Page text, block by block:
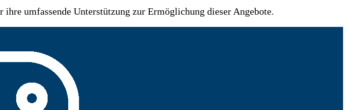
ihre umfassende Unterstützung zur Ermöglichung dieser Angebote.